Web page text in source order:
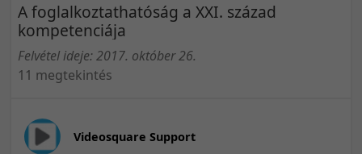
A foglalkoztathatóság a XXI. század
kompetenciája
Felvétel ideje: 2017. október 26.
11 megtekintés
Videosquare Support